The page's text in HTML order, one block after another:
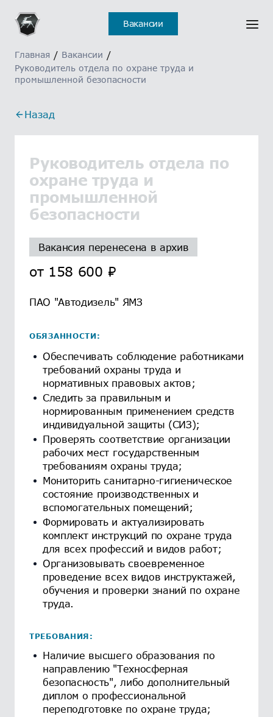
Вакансии
Главная / Вакансии /
Руководитель отдела по охране труда и
промышленной безопасности
Назад
Руководитель отдела по
охране труда и
промышленной
безопасности
Вакансия перенесена в архив
от 158 600 ₽
ПАО "Автодизель" ЯМЗ
ОБЯЗАННОСТИ:
Обеспечивать соблюдение работниками
требований охраны труда и
нормативных правовых актов;
Следить за правильным и
нормированным применением средств
индивидуальной защиты (СИЗ);
Проверять соответствие организации
рабочих мест государственным
требованиям охраны труда;
Мониторить санитарно-гигиеническое
состояние производственных и
вспомогательных помещений;
Формировать и актуализировать
комплект инструкций по охране труда
для всех профессий и видов работ;
Организовывать своевременное
проведение всех видов инструктажей,
обучения и проверки знаний по охране
труда.
ТРЕБОВАНИЯ:
Наличие высшего образования по
направлению "Техносферная
безопасность", либо дополнительный
диплом о профессиональной
переподготовке по охране труда;